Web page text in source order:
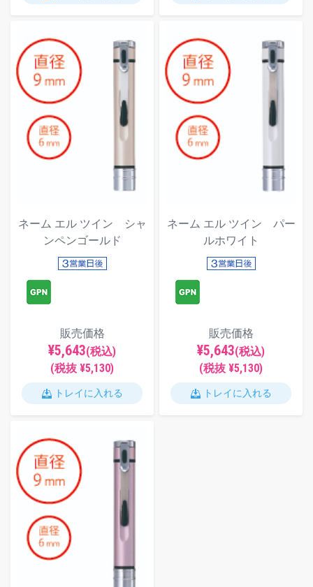
ネーム エル ツイン シャ
ンペンゴールド
販売価格
¥5,643(税込)
(税抜 ¥5,130)
トレイに入れる
ネーム エル ツイン パー
ルホワイト
販売価格
¥5,643(税込)
(税抜 ¥5,130)
トレイに入れる